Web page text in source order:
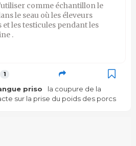
comme échantillon le
le seau où les éleveurs
les testicules pendant les
.
1
priso
la coupure de la
sur la prise du poids des porcs